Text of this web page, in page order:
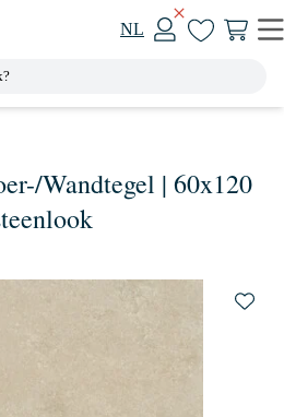
NL
Wandtegel | 60x120